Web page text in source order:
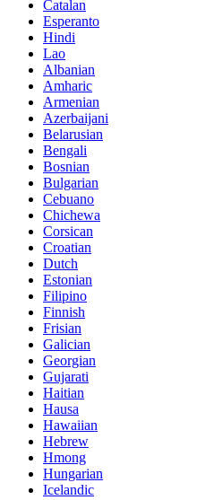
Catalan
Esperanto
Hindi
Lao
Albanian
Amharic
Armenian
Azerbaijani
Belarusian
Bengali
Bosnian
Bulgarian
Cebuano
Chichewa
Corsican
Croatian
Dutch
Estonian
Filipino
Finnish
Frisian
Galician
Georgian
Gujarati
Haitian
Hausa
Hawaiian
Hebrew
Hmong
Hungarian
Icelandic